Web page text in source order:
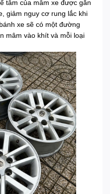
tâm của mâm xe được gắn
giảm nguy cơ rung lắc khi
xe sẽ có một đường
mâm vào khít và mỗi loại